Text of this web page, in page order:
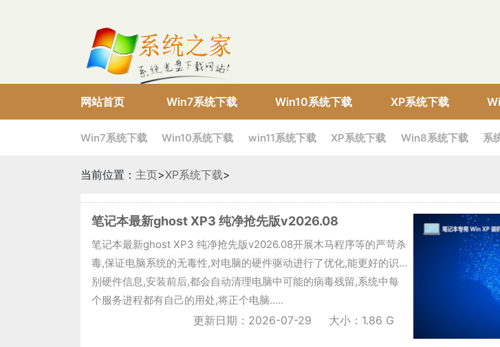
网站首页 Win7系统下载 Win10系统下载 XP系统下载
Win7系统下载 Win10系统下载 win11系统下载 XP系统下载 Win8系统下载 系
当前位置： 主页>XP系统下载>
笔记本最新ghost XP3 纯净抢先版v2026.08
笔记本最新ghost XP3 纯净抢先版v2026.08开展木马程序等的严苛杀
毒,保证电脑系统的无毒性,对电脑的硬件驱动进行了优化,能更好的识
别硬件信息,安装前后,都会自动清理电脑中可能的病毒残留,系统中每
个服务进程都有自己的用处,将正个电脑.....
更新日期：2026-07-29 大小：1.86 G